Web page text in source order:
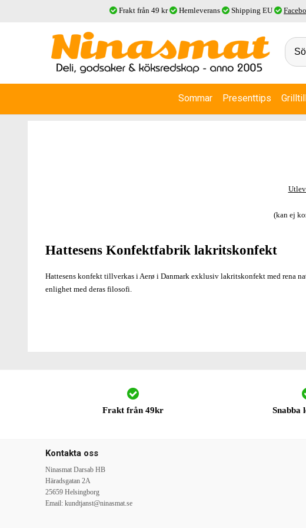
Frakt från 49 kr Hemleverans Shipping EU
Sommar Presenttips
(kan ej
Hattesens Konfektfabrik lakritskonfekt
Hattesens konfekt tillverkas i Aerø i Danmark exklusiv lakritskonfekt med rena
enlighet med deras filosofi.
Frakt från 49kr Snabba
Kontakta oss
Ninasmat Darsab HB
Häradsgatan 2A
25659 Helsingborg
Email: kundtjanst@ninasmat.se